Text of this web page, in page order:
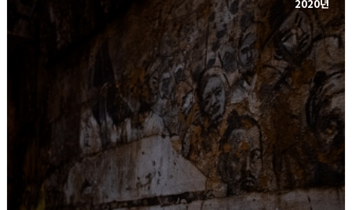
2020년